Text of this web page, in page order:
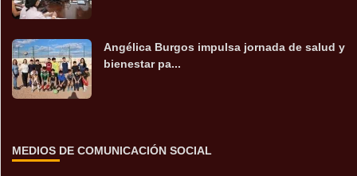
Angélica Burgos impulsa jornada de salud y
bienestar pa...
MEDIOS DE COMUNICACIÓN SOCIAL